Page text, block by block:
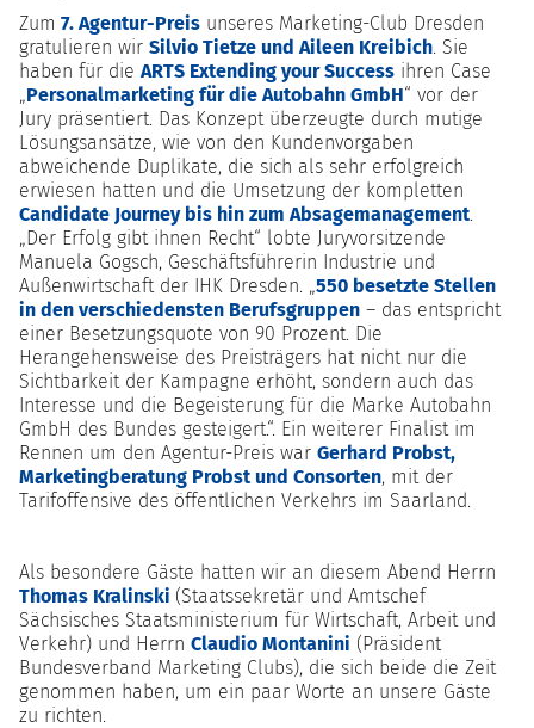
Zum 7. Agentur-Preis unseres Marketing-Club Dresden
gratulieren wir Silvio Tietze und Aileen Kreibich. Sie
haben für die ARTS Extending your Success ihren Case
„Personalmarketing für die Autobahn GmbH“ vor der
Jury präsentiert. Das Konzept überzeugte durch mutige
Lösungsansätze, wie von den Kundenvorgaben
abweichende Duplikate, die sich als sehr erfolgreich
erwiesen hatten und die Umsetzung der kompletten
Candidate Journey bis hin zum Absagemanagement.
„Der Erfolg gibt ihnen Recht“ lobte Juryvorsitzende
Manuela Gogsch, Geschäftsführerin Industrie und
Außenwirtschaft der IHK Dresden. „550 besetzte Stellen
in den verschiedensten Berufsgruppen – das entspricht
einer Besetzungsquote von 90 Prozent. Die
Herangehensweise des Preisträgers hat nicht nur die
Sichtbarkeit der Kampagne erhöht, sondern auch das
Interesse und die Begeisterung für die Marke Autobahn
GmbH des Bundes gesteigert.“. Ein weiterer Finalist im
Rennen um den Agentur-Preis war Gerhard Probst,
Marketingberatung Probst und Consorten, mit der
Tarifoffensive des öffentlichen Verkehrs im Saarland.
Als besondere Gäste hatten wir an diesem Abend Herrn
Thomas Kralinski (Staatssekretär und Amtschef
Sächsisches Staatsministerium für Wirtschaft, Arbeit und
Verkehr) und Herrn Claudio Montanini (Präsident
Bundesverband Marketing Clubs), die sich beide die Zeit
genommen haben, um ein paar Worte an unsere Gäste
zu richten.